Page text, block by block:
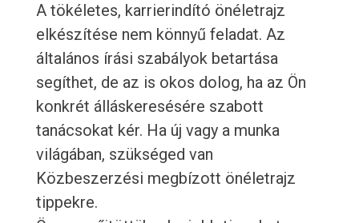
A tökéletes, karrierindító önéletrajz
elkészítése nem könnyű feladat. Az
általános írási szabályok betartása
segíthet, de az is okos dolog, ha az Ön
konkrét álláskeresésére szabott
tanácsokat kér. Ha új vagy a munka
világában, szükséged van
Közbeszerzési megbízott önéletrajz
tippekre.